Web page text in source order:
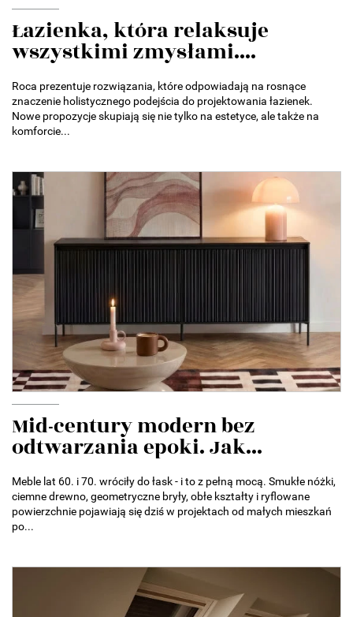
Łazienka, która relaksuje
wszystkimi zmysłami....
Roca prezentuje rozwiązania, które odpowiadają na rosnące
znaczenie holistycznego podejścia do projektowania łazienek.
Nowe propozycje skupiają się nie tylko na estetyce, ale także na
komforcie...
Mid-century modern bez
odtwarzania epoki. Jak...
Meble lat 60. i 70. wróciły do łask - i to z pełną mocą. Smukłe nóżki,
ciemne drewno, geometryczne bryły, obłe kształty i ryflowane
powierzchnie pojawiają się dziś w projektach od małych mieszkań
po...